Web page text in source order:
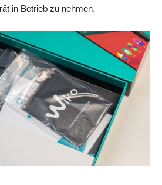
in Betrieb zu nehmen.